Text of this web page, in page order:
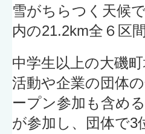
雪がちらつく天候
内の21.2km全６区
中学生以上の大磯
活動や企業の団体
ープン参加も含め
が参加し、団体で3